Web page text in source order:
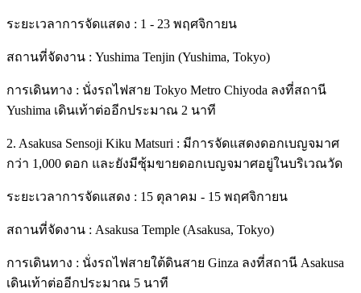
ระยะเวลาการจัดแสดง : 1 - 23 พฤศจิกายน
สถานที่จัดงาน : Yushima Tenjin (Yushima, Tokyo)
การเดินทาง : นั่งรถไฟสาย Tokyo Metro Chiyoda ลงที่สถานี
Yushima เดินเท้าต่ออีกประมาณ 2 นาที
2. Asakusa Sensoji Kiku Matsuri : มีการจัดแสดงดอกเบญจมาศ
กว่า 1,000 ดอก และยังมีซุ้มขายดอกเบญจมาศอยู่ในบริเวณวัด
ระยะเวลาการจัดแสดง : 15 ตุลาคม - 15 พฤศจิกายน
สถานที่จัดงาน : Asakusa Temple (Asakusa, Tokyo)
การเดินทาง : นั่งรถไฟสายใต้ดินสาย Ginza ลงที่สถานี Asakusa
เดินเท้าต่ออีกประมาณ 5 นาที